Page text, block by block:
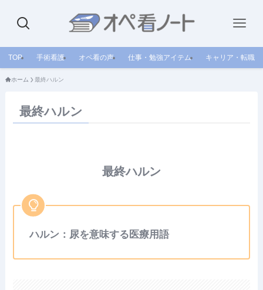
TOP 手術看護 オペ看の声 仕事・勉強アイテム キャリア・転職
ホーム 最終ハルン
最終ハルン
最終ハルン
ハルン：尿を意味する医療用語